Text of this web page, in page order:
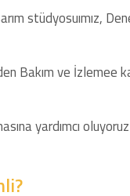
stüdyosuımız,
Bakım ve
yardımcı